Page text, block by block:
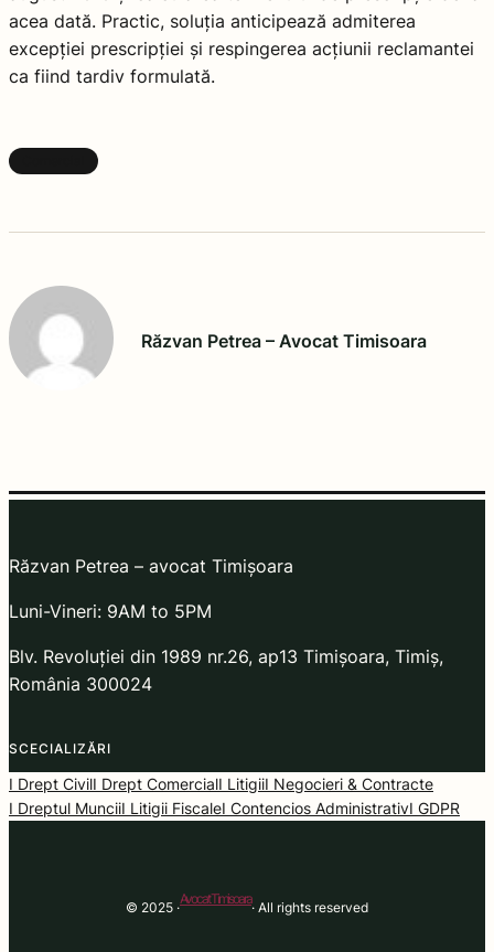
acea dată. Practic, soluția anticipează admiterea
excepției prescripției și respingerea acțiunii reclamantei
ca fiind tardiv formulată.
Răzvan Petrea – Avocat Timisoara
Răzvan Petrea – avocat Timișoara
Luni-Vineri: 9AM to 5PM
Blv. Revoluției din 1989 nr.26, ap13 Timișoara, Timiș,
România 300024
SCECIALIZĂRI
I Drept CivilI Drept ComercialI LitigiiI Negocieri & Contracte
I Dreptul MunciiI Litigii FiscaleI Contencios AdministrativI GDPR
© 2025 ·
Avocat Timisoara
· All rights reserved